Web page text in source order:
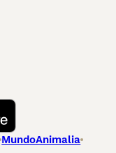
MundoAnimalia